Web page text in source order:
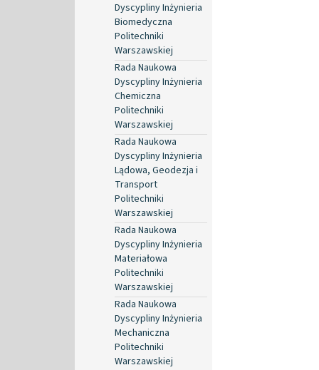
Dyscypliny Inżynieria
Biomedyczna
Politechniki
Warszawskiej
Rada Naukowa
Dyscypliny Inżynieria
Chemiczna
Politechniki
Warszawskiej
Rada Naukowa
Dyscypliny Inżynieria
Lądowa, Geodezja i
Transport
Politechniki
Warszawskiej
Rada Naukowa
Dyscypliny Inżynieria
Materiałowa
Politechniki
Warszawskiej
Rada Naukowa
Dyscypliny Inżynieria
Mechaniczna
Politechniki
Warszawskiej